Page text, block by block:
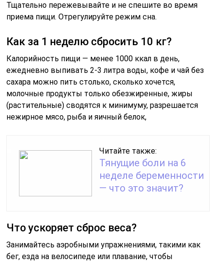
Тщательно пережевывайте и не спешите во время
приема пищи. Отрегулируйте режим сна.
Как за 1 неделю сбросить 10 кг?
Калорийность пищи — менее 1000 ккал в день,
ежедневно выпивать 2-3 литра воды, кофе и чай без
сахара можно пить столько, сколько хочется,
молочные продукты только обезжиренные, жиры
(растительные) сводятся к минимуму, разрешается
нежирное мясо, рыба и яичный белок,
Читайте также:
Тянущие боли на 6
неделе беременности
— что это значит?
Что ускоряет сброс веса?
Занимайтесь аэробными упражнениями, такими как
бег, езда на велосипеде или плавание, чтобы